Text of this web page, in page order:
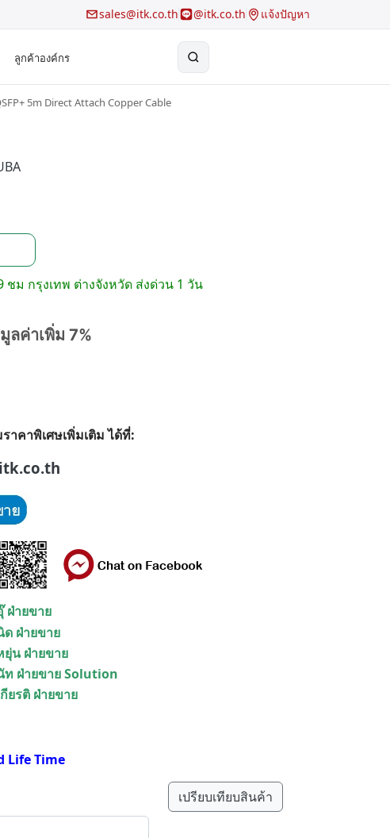
sales@itk.co.th @itk.co.th แจ้งปัญหา
ลูกค้าองค์กร
Search
5m Direct Attach Copper Cable
ชม กรุงเทพ ต่างจังหวัด ส่งด่วน 1 วัน
ลค่าเพิ่ม 7%
าคาพิเศษเพิ่มเติม ได้ที่:
ฝ่ายขาย
ฝ่ายขาย
น ฝ่ายขาย
ฝ่ายขาย Solution
ยรติ ฝ่ายขาย
Life Time
เปรียบเทียบสินค้า